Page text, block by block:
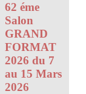
62 éme
Salon
GRAND
FORMAT
2026 du 7
au 15 Mars
2026